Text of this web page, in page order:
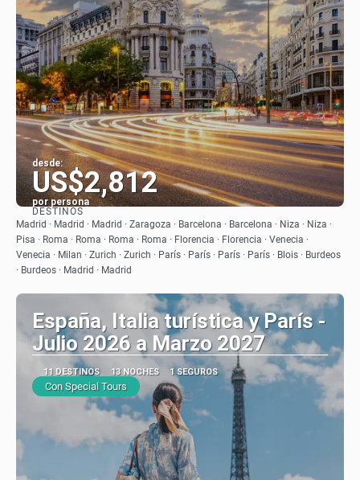
desde:
US$2,812
por persona
Ver
DESTINOS
Madrid · Madrid · Madrid · Zaragoza · Barcelona · Barcelona · Niza · Niza ·
Pisa · Roma · Roma · Roma · Roma · Florencia · Florencia · Venecia ·
Venecia · Milan · Zurich · Zurich · París · París · París · París · Blois · Burdeos
· Burdeos · Madrid · Madrid
España, Italia turística y París -
Julio 2026 a Marzo 2027
11 DESTINOS 13 NOCHES 1 SEGUROS
Con Special Tours